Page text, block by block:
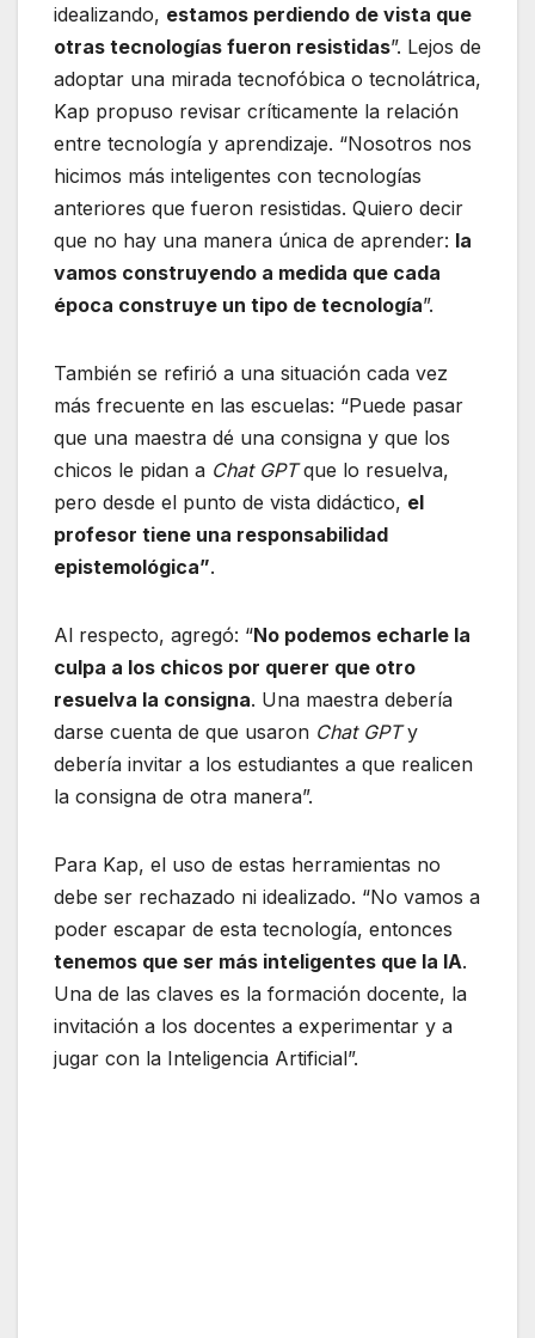
idealizando, estamos perdiendo de vista que
otras tecnologías fueron resistidas”. Lejos de
adoptar una mirada tecnofóbica o tecnolátrica,
Kap propuso revisar críticamente la relación
entre tecnología y aprendizaje. “Nosotros nos
hicimos más inteligentes con tecnologías
anteriores que fueron resistidas. Quiero decir
que no hay una manera única de aprender: la
vamos construyendo a medida que cada
época construye un tipo de tecnología”.
También se refirió a una situación cada vez
más frecuente en las escuelas: “Puede pasar
que una maestra dé una consigna y que los
chicos le pidan a Chat GPTque lo resuelva,
pero desde el punto de vista didáctico, el
profesor tiene una responsabilidad
epistemológica”.
Al respecto, agregó: “No podemos echarle la
culpa a los chicos por querer que otro
resuelva la consigna. Una maestra debería
darse cuenta de que usaron Chat GPTy
debería invitar a los estudiantes a que realicen
la consigna de otra manera”.
Para Kap, el uso de estas herramientas no
debe ser rechazado ni idealizado. “No vamos a
poder escapar de esta tecnología, entonces
tenemos que ser más inteligentes que la IA.
Una de las claves es la formación docente, la
invitación a los docentes a experimentar y a
jugar con la Inteligencia Artificial”.